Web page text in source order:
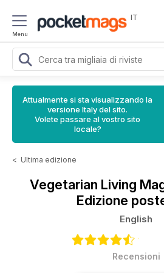
Menu
IT
Attualmente si sta visualizzando la
versione Italy del sito.
Volete passare al vostro sito
locale?
< Ultima edizione
Vegetarian Living
Edizione
English
Recensioni